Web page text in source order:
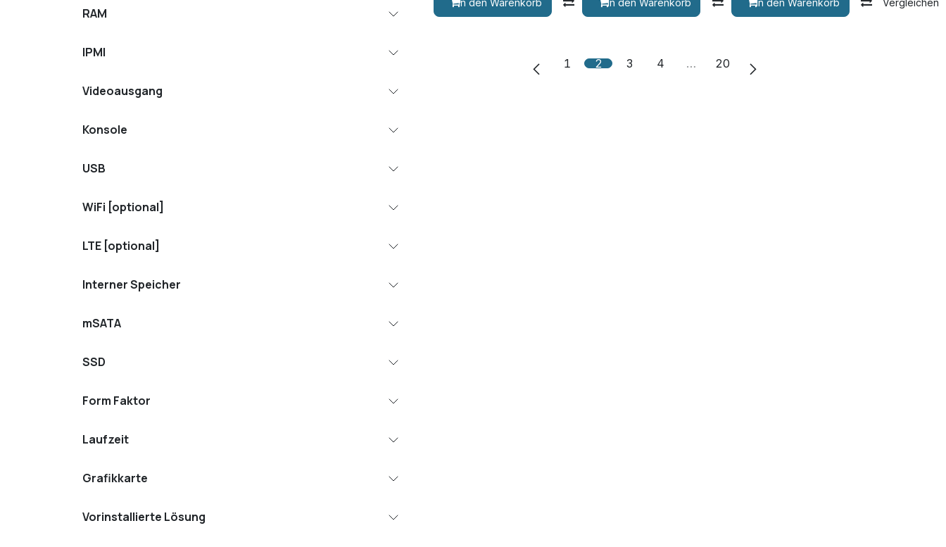
RAM
IPMI
Videoausgang
Konsole
USB
WiFi [optional]
LTE [optional]
Interner Speicher
mSATA
SSD
Form Faktor
Laufzeit
Grafikkarte
Vorinstallierte Lösung
In den Warenkorb Vergleichen
In den Warenkorb Vergleichen
In den Warenkorb Vergleichen
1 2 3 4 … 20